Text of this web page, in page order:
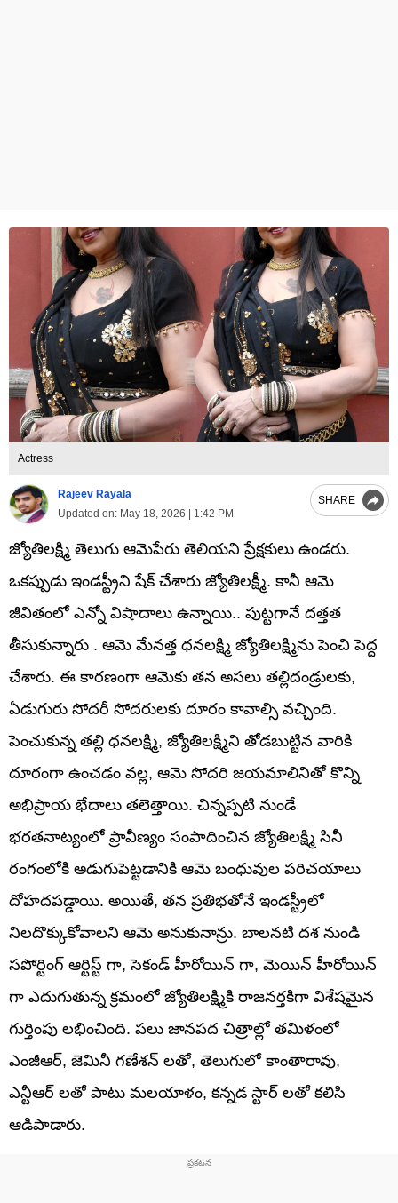
Actress
Rajeev Rayala
Updated on: May 18, 2026 | 1:42 PM
SHARE
జ్యోతిలక్ష్మి తెలుగు ఆమెపేరు తెలియని ప్రేక్షకులు ఉండరు.
ఒకప్పుడు ఇండస్ట్రీని షేక్ చేశారు జ్యోతిలక్ష్మీ. కానీ ఆమె
జీవితంలో ఎన్నో విషాదాలు ఉన్నాయి.. పుట్టగానే దత్తత
తీసుకున్నారు . ఆమె మేనత్త ధనలక్ష్మి జ్యోతిలక్ష్మిను పెంచి పెద్ద
చేశారు. ఈ కారణంగా ఆమెకు తన అసలు తల్లిదండ్రులకు,
ఏడుగురు సోదరీ సోదరులకు దూరం కావాల్సి వచ్చింది.
పెంచుకున్న తల్లి ధనలక్ష్మి, జ్యోతిలక్ష్మిని తోడబుట్టిన వారికి
దూరంగా ఉంచడం వల్ల, ఆమె సోదరి జయమాలినితో కొన్ని
అభిప్రాయ భేదాలు తలెత్తాయి. చిన్నప్పటి నుండే
భరతనాట్యంలో ప్రావీణ్యం సంపాదించిన జ్యోతిలక్ష్మి సినీ
రంగంలోకి అడుగుపెట్టడానికి ఆమె బంధువుల పరిచయాలు
దోహదపడ్డాయి. అయితే, తన ప్రతిభతోనే ఇండస్ట్రీలో
నిలదొక్కుకోవాలని ఆమె అనుకునాన్రు. బాలనటి దశ నుండి
సపోర్టింగ్ ఆర్టిస్ట్ గా, సెకండ్ హీరోయిన్ గా, మెయిన్ హీరోయిన్
గా ఎదుగుతున్న క్రమంలో జ్యోతిలక్ష్మికి రాజనర్తకిగా విశేషమైన
గుర్తింపు లభించింది. పలు జానపద చిత్రాల్లో తమిళంలో
ఎంజీఆర్, జెమినీ గణేశన్ లతో, తెలుగులో కాంతారావు,
ఎన్టీఆర్ లతో పాటు మలయాళం, కన్నడ స్టార్ లతో కలిసి
ఆడిపాడారు.